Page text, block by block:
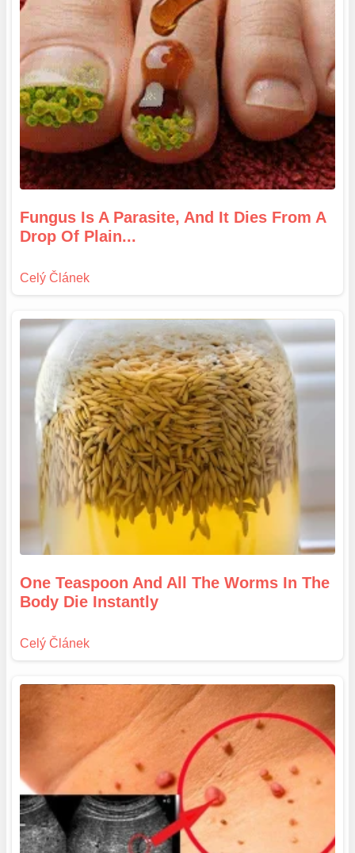
Fungus Is A Parasite, And It Dies From A
Drop Of Plain...
One Teaspoon And All The Worms In The
Body Die Instantly